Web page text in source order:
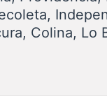
Colina, Lo